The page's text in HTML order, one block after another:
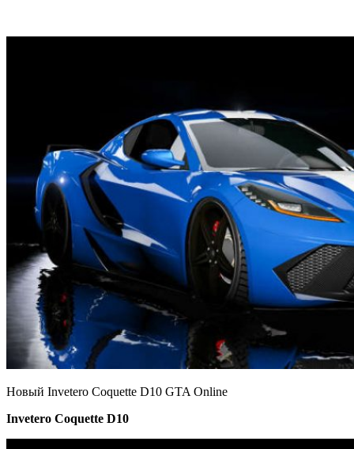
Новый Invetero Coquette D10 GTA Online
Invetero Coquette D10